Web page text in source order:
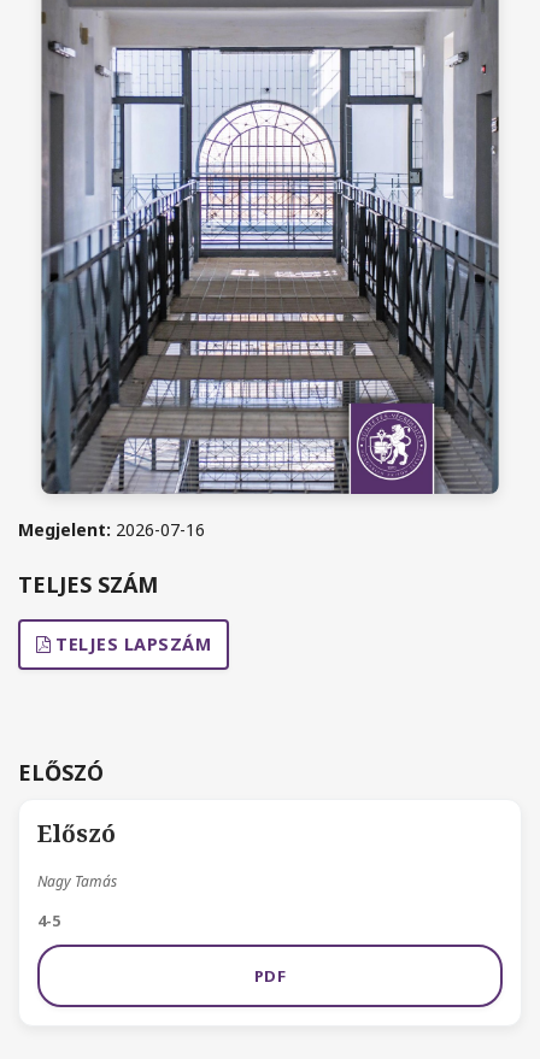
Megjelent: 2026-07-16
TELJES SZÁM
TELJES LAPSZÁM
ELŐSZÓ
Előszó
Nagy Tamás
4-5
PDF